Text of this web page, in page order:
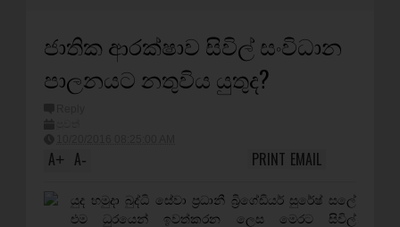
ජාතික ආරක්‌ෂාව සිවිල් සංවිධාන
පාලනයට නතුවිය යුතුද?
A+ A- EMAIL
PRINT
යුද හමුදා බුද්ධි සේවා ප්‍රධානී බ්‍රිගේඩියර් සුරේෂ් සලේ
එම ධුරයෙන් ඉවත්කරන ලෙස මෙරට සිවිල්